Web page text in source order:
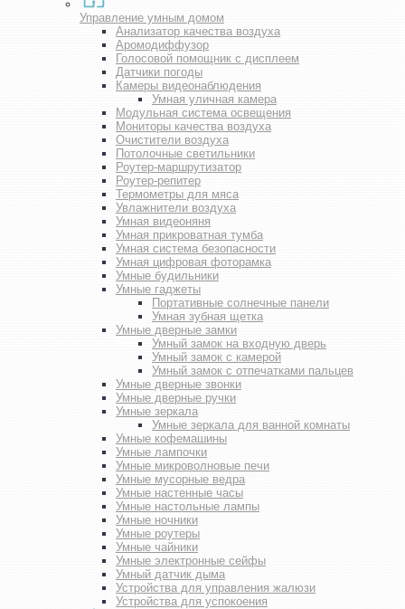
Управление умным домом
Анализатор качества воздуха
Аромодиффузор
Голосовой помощник с дисплеем
Датчики погоды
Камеры видеонаблюдения
Умная уличная камера
Модульная система освещения
Мониторы качества воздуха
Очистители воздуха
Потолочные светильники
Роутер-маршрутизатор
Роутер-репитер
Термометры для мяса
Увлажнители воздуха
Умная видеоняня
Умная прикроватная тумба
Умная система безопасности
Умная цифровая фоторамка
Умные будильники
Умные гаджеты
Портативные солнечные панели
Умная зубная щетка
Умные дверные замки
Умный замок на входную дверь
Умный замок с камерой
Умный замок с отпечатками пальцев
Умные дверные звонки
Умные дверные ручки
Умные зеркала
Умные зеркала для ванной комнаты
Умные кофемашины
Умные лампочки
Умные микроволновые печи
Умные мусорные ведра
Умные настенные часы
Умные настольные лампы
Умные ночники
Умные роутеры
Умные чайники
Умные электронные сейфы
Умный датчик дыма
Устройства для управления жалюзи
Устройства для успокоения